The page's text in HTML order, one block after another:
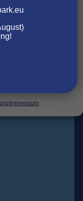
werden.
Impressum